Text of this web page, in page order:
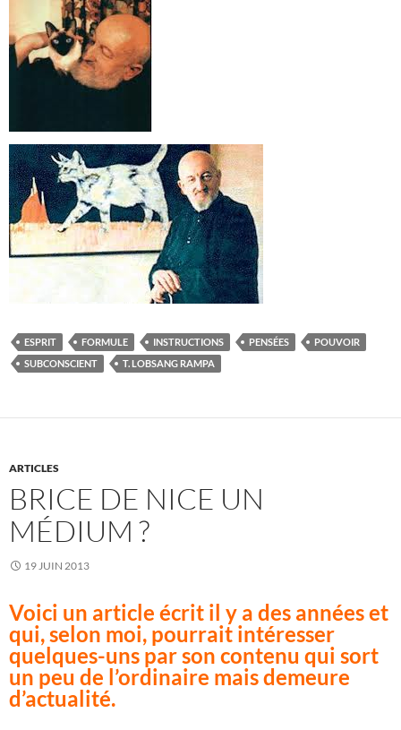
ESPRIT FORMULE INSTRUCTIONS PENSÉES
POUVOIR
SUBCONSCIENT
T. LOBSANG RAMPA
ARTICLES
BRICE DE NICE UN
MÉDIUM ?
19 JUIN 2013
Voici un article écrit il y a des années et
qui, selon moi, pourrait intéresser
quelques-uns par son contenu qui sort
un peu de l’ordinaire mais demeure
d’actualité.